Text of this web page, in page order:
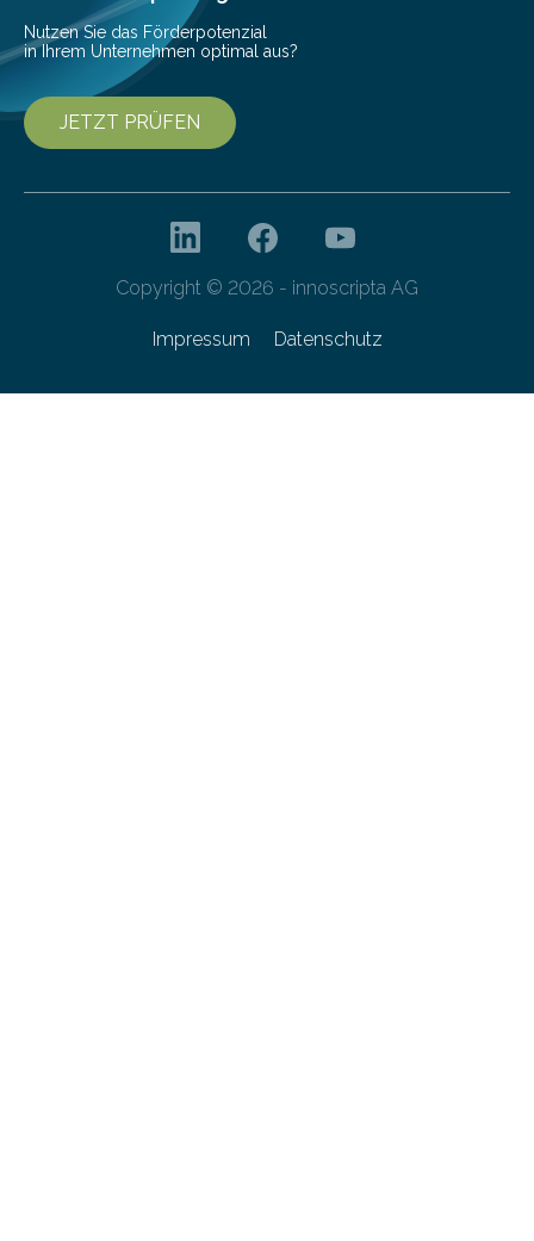
Forschungsprogramm „Datenrekonstruktion…
Nutzen Sie das Förderpotenzial
in Ihrem Unternehmen optimal aus?
JETZT PRÜFEN
Copyright © 2026 - innoscripta AG
Impressum Datenschutz